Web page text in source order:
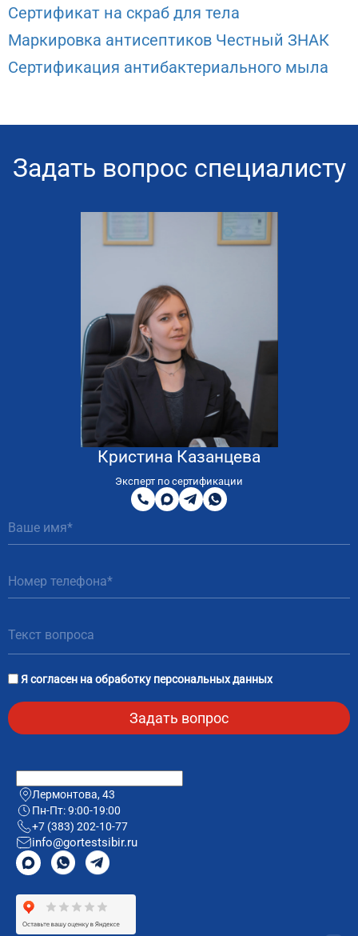
Сертификат на скраб для тела
Маркировка антисептиков Честный ЗНАК
Сертификация антибактериального мыла
Задать вопрос специалисту
Кристина Казанцева
Эксперт по сертификации
8
800
200
51
MAXTelegram
WhatsApp
Я согласен наобработку персональных данных
Лермонтова, 43
Пн-Пт: 9:00-19:00
+7 (383) 202-10-77
info@gortestsibir.ru